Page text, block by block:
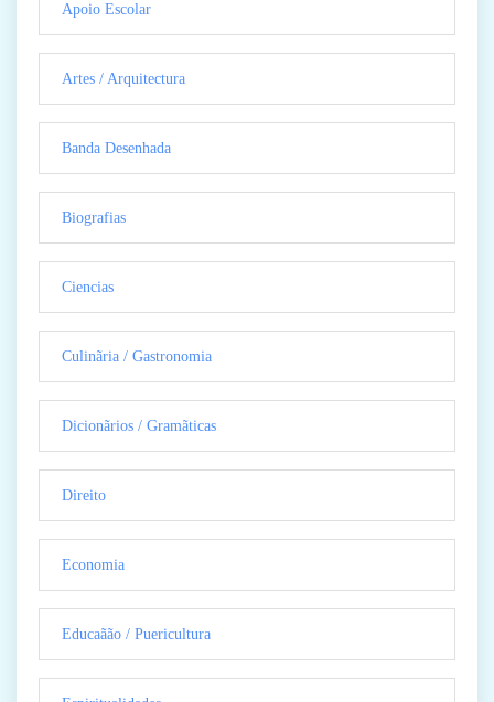
Apoio Escolar
Artes / Arquitectura
Banda Desenhada
Biografias
Ciencias
Culinãria / Gastronomia
Dicionãrios / Gramãticas
Direito
Economia
Educaãão / Puericultura